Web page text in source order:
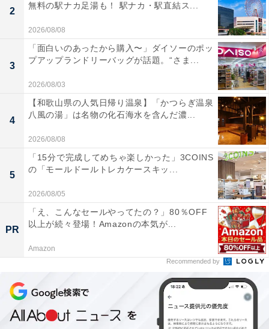
「湯屋敷孝楽」の口コミは？
「湯屋敷孝楽」には以下のような口コミが寄せられてい
ます。
高濃度ナノ炭酸泉はきめ細かい泡が肌にしっかりつ
き、5分ほど浸かるだけで体の芯からポカポカにな
ります。つぼ湯や寝転び湯屋敷など露天の種類も豊
富で、季節の風を感じながらのんびり過ごせます。
5段のスタジアムサウナで毎時30分のストロングロ
13℃台の冷たい水風呂でクールダウンして外気浴の
デッキチェアに倒れると最高にととのいました。
2
無料の駅ナカ足湯も！ 駅ナカ・駅直結ス...
2026/08/08
3
「面白いのあったから購入〜」ダイソーのポッ
プアップランドリーバッグが話題。“さま...
2026/08/03
4
【和歌山県の人気日帰り温泉】「かつらぎ温泉
八風の湯」は名物の化石海水を含んだ濃...
2026/08/08
5
「15分で完成してめちゃ楽しかった」3COINS
の「モールドールトレカケースキッ...
2026/08/05
PR
「え、こんなセールやってたの？」80％OFF
以上が続々登場！Amazonの本気が...
Amazon
Recommended by